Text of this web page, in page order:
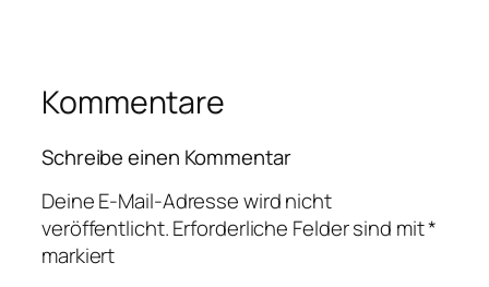
Kommentare
Schreibe einen Kommentar
Deine E-Mail-Adresse wird nicht
veröffentlicht.Erforderliche Felder sind mit*
markiert